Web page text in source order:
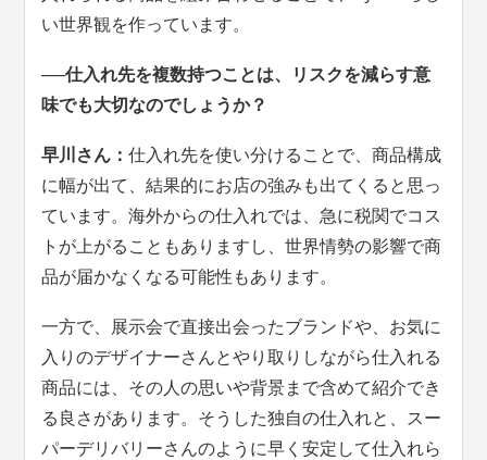
い世界観を作っています。
──仕入れ先を複数持つことは、リスクを減らす意
味でも大切なのでしょうか？
早川さん：仕入れ先を使い分けることで、商品構成
に幅が出て、結果的にお店の強みも出てくると思っ
ています。海外からの仕入れでは、急に税関でコス
トが上がることもありますし、世界情勢の影響で商
品が届かなくなる可能性もあります。
一方で、展示会で直接出会ったブランドや、お気に
入りのデザイナーさんとやり取りしながら仕入れる
商品には、その人の思いや背景まで含めて紹介でき
る良さがあります。そうした独自の仕入れと、スー
パーデリバリーさんのように早く安定して仕入れら